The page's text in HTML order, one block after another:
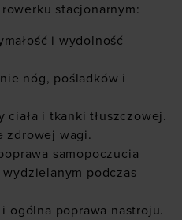
stacjonarnym:
i wydolność
nóg, pośladków i
ciała i tkanki tłuszczowej.
zdrowej wagi.
samopoczucia
podczas
ogólna poprawa nastroju.